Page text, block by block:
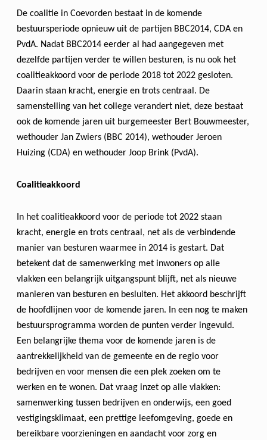
De coalitie in Coevorden bestaat in de komende
bestuursperiode opnieuw uit de partijen BBC2014, CDA en
PvdA. Nadat BBC2014 eerder al had aangegeven met
dezelfde partijen verder te willen besturen, is nu ook het
coalitieakkoord voor de periode 2018 tot 2022 gesloten.
Daarin staan kracht, energie en trots centraal. De
samenstelling van het college verandert niet, deze bestaat
ook de komende jaren uit burgemeester Bert Bouwmeester,
wethouder Jan Zwiers (BBC 2014), wethouder Jeroen
Huizing (CDA) en wethouder Joop Brink (PvdA).
Coalitieakkoord
In het coalitieakkoord voor de periode tot 2022 staan
kracht, energie en trots centraal, net als de verbindende
manier van besturen waarmee in 2014 is gestart. Dat
betekent dat de samenwerking met inwoners op alle
vlakken een belangrijk uitgangspunt blijft, net als nieuwe
manieren van besturen en besluiten. Het akkoord beschrijft
de hoofdlijnen voor de komende jaren. In een nog te maken
bestuursprogramma worden de punten verder ingevuld.
Een belangrijke thema voor de komende jaren is de
aantrekkelijkheid van de gemeente en de regio voor
bedrijven en voor mensen die een plek zoeken om te
werken en te wonen. Dat vraag inzet op alle vlakken:
samenwerking tussen bedrijven en onderwijs, een goed
vestigingsklimaat, een prettige leefomgeving, goede en
bereikbare voorzieningen en aandacht voor zorg en